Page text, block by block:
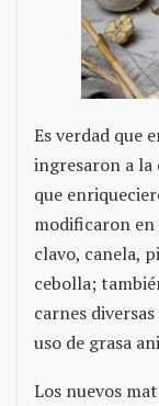
Es verdad que
ingresaron a la
que
modificaron en
clavo, canela,
cebolla;
carnes
uso de grasa
Los nuevos